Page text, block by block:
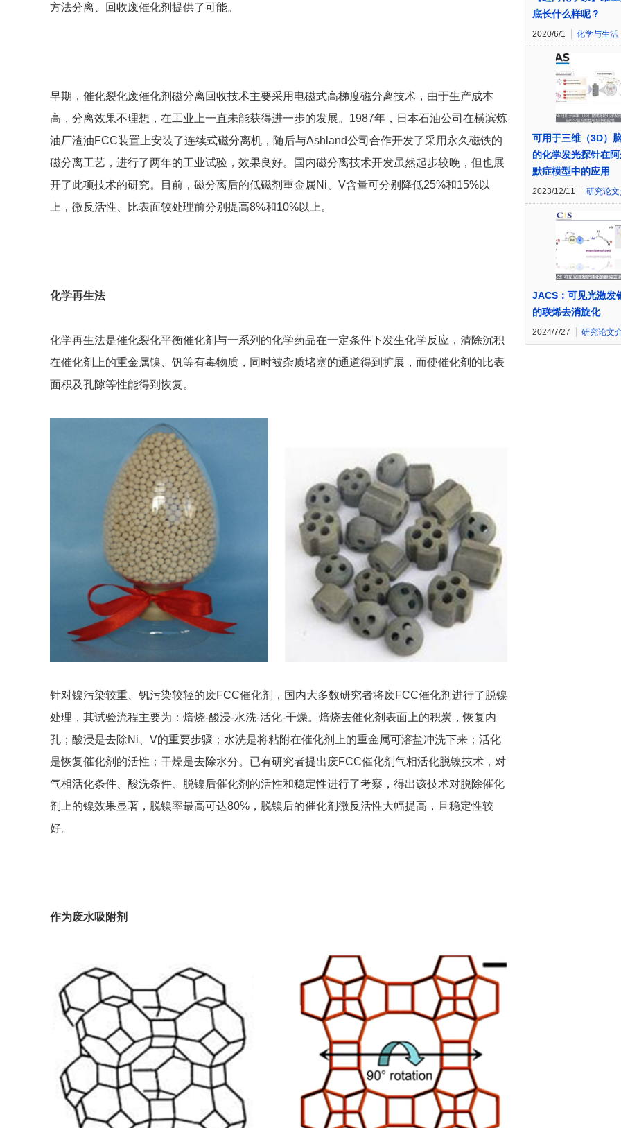
方法分离、回收废催化剂提供了可能。
早期，催化裂化废催化剂磁分离回收技术主要采用电磁式高梯度磁分离技术，由于生产成本
高，分离效果不理想，在工业上一直未能获得进一步的发展。1987年，日本石油公司在横滨炼
油厂渣油FCC装置上安装了连续式磁分离机，随后与Ashland公司合作开发了采用永久磁铁的
磁分离工艺，进行了两年的工业试验，效果良好。国内磁分离技术开发虽然起步较晚，但也展
开了此项技术的研究。目前，磁分离后的低磁剂重金属Ni、V含量可分别降低25%和15%以
上，微反活性、比表面较处理前分别提高8%和10%以上。
化学再生法
化学再生法是催化裂化平衡催化剂与一系列的化学药品在一定条件下发生化学反应，清除沉积
在催化剂上的重金属镍、钒等有毒物质，同时被杂质堵塞的通道得到扩展，而使催化剂的比表
面积及孔隙等性能得到恢复。
针对镍污染较重、钒污染较轻的废FCC催化剂，国内大多数研究者将废FCC催化剂进行了脱镍
处理，其试验流程主要为：焙烧-酸浸-水洗-活化-干燥。焙烧去催化剂表面上的积炭，恢复内
孔；酸浸是去除Ni、V的重要步骤；水洗是将粘附在催化剂上的重金属可溶盐冲洗下来；活化
是恢复催化剂的活性；干燥是去除水分。已有研究者提出废FCC催化剂气相活化脱镍技术，对
气相活化条件、酸洗条件、脱镍后催化剂的活性和稳定性进行了考察，得出该技术对脱除催化
剂上的镍效果显著，脱镍率最高可达80%，脱镍后的催化剂微反活性大幅提高，且稳定性较
好。
作为废水吸附剂
底长什么样呢？
2020/6/1 化学与生活
可用于三维（3D）
的化学发光探针在
默症模型中的应用
2023/12/11 研究论文
JACS：可见光激发
的联烯去消旋化
2024/7/27 研究论文